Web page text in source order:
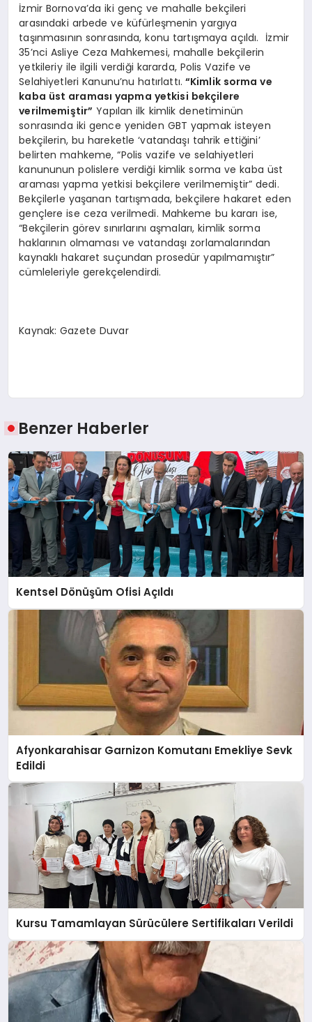
SPOR
TEKNOLOJI
İzmir Bornova’da iki genç ve mahalle bekçileri
arasındaki arbede ve küfürleşmenin yargıya
taşınmasının sonrasında, konu tartışmaya açıldı. İzmir
35’nci Asliye Ceza Mahkemesi, mahalle bekçilerin
yetkileriy ile ilgili verdiği kararda, Polis Vazife ve
Selahiyetleri Kanunu’nu hatırlattı. “Kimlik sorma ve
kaba üst araması yapma yetkisi bekçilere
verilmemiştir” Yapılan ilk kimlik denetiminün
sonrasında iki gence yeniden GBT yapmak isteyen
bekçilerin, bu hareketle ‘vatandaşı tahrik ettiğini’
belirten mahkeme, “Polis vazife ve selahiyetleri
kanununun polislere verdiği kimlik sorma ve kaba üst
araması yapma yetkisi bekçilere verilmemiştir” dedi.
Bekçilerle yaşanan tartışmada, bekçilere hakaret eden
gençlere ise ceza verilmedi. Mahkeme bu kararı ise,
“Bekçilerin görev sınırlarını aşmaları, kimlik sorma
haklarının olmaması ve vatandaşı zorlamalarından
kaynaklı hakaret suçundan prosedür yapılmamıştır”
cümleleriyle gerekçelendirdi.
Kaynak: Gazete Duvar
Benzer Haberler
Kentsel Dönüşüm Ofisi Açıldı
Afyonkarahisar Garnizon Komutanı Emekliye Sevk
Edildi
Kursu Tamamlayan Sürücülere Sertifikaları Verildi